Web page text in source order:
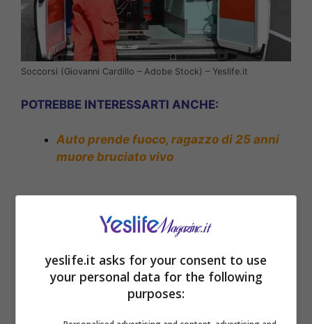
Soccorsi (Giovanni Cardillo – Adobe Stock) – Yeslife.it
POTREBBE INTERESSARTI ANCHE:
Auto prende fuoco, ragazzo di 25 anni
muore bruciato vivo
yeslife.it asks for your consent to use
your personal data for the following
purposes: